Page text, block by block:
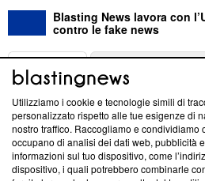
Blasting News lavora con
contro le fake news
ABOUT
Questa sezione offre informazioni
News, sui nostri processi editoriali
creare news di qualità. Inoltre,
‘Trust Project - News with Integrity’
Utilizziamo i cookie e tecnologie simili di
personalizzato rispetto alle tue esigenze di
nostro traffico. Raccogliamo e condividiamo
occupano di analisi dei dati web, pubblicità
informazioni sul tuo dispositivo, come
dispositivo, i quali potrebbero combinarle